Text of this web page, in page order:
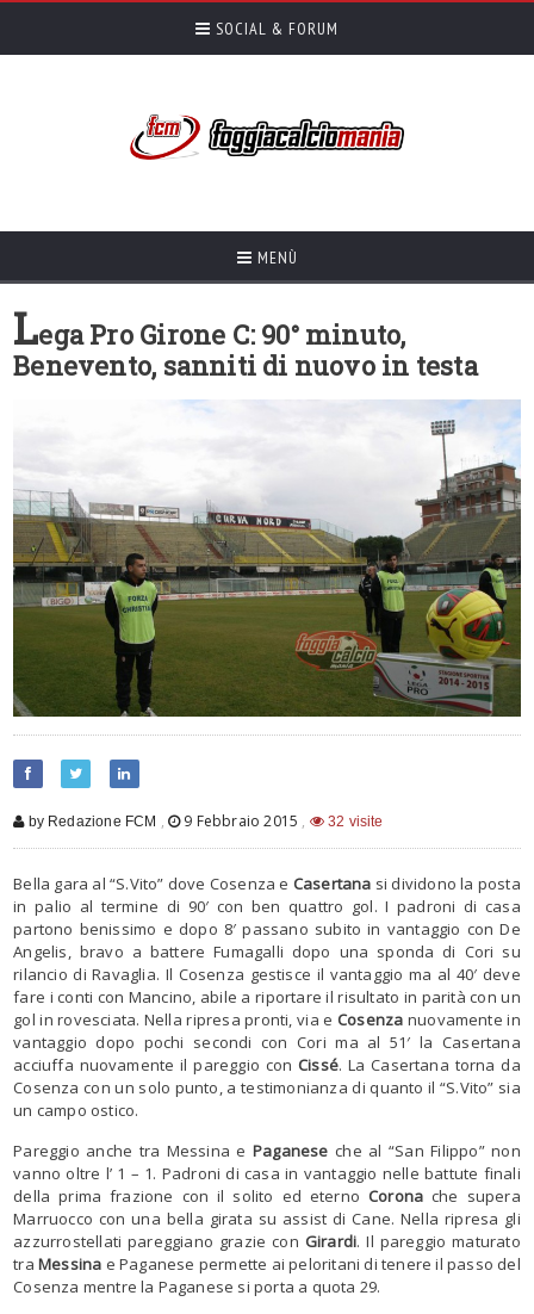
SOCIAL & FORUM
MENÙ
Lega Pro Girone C: 90° minuto,
Benevento, sanniti di nuovo in testa
by Redazione FCM , 9 Febbraio 2015 , 32 visite
Bella gara al “S.Vito” dove Cosenza e Casertana si dividono la posta
in palio al termine di 90′ con ben quattro gol. I padroni di casa
partono benissimo e dopo 8′ passano subito in vantaggio con De
Angelis, bravo a battere Fumagalli dopo una sponda di Cori su
rilancio di Ravaglia. Il Cosenza gestisce il vantaggio ma al 40′ deve
fare i conti con Mancino, abile a riportare il risultato in parità con un
gol in rovesciata. Nella ripresa pronti, via e Cosenza nuovamente in
vantaggio dopo pochi secondi con Cori ma al 51′ la Casertana
acciuffa nuovamente il pareggio con Cissé. La Casertana torna da
Cosenza con un solo punto, a testimonianza di quanto il “S.Vito” sia
un campo ostico.
Pareggio anche tra Messina ePaganese che al “San Filippo” non
vanno oltre l’ 1 – 1. Padroni di casa in vantaggio nelle battute finali
della prima frazione con il solito ed eterno Corona che supera
Marruocco con una bella girata su assist di Cane. Nella ripresa gli
azzurrostellati pareggiano grazie con Girardi. Il pareggio maturato
traMessina e Paganese permette ai peloritani di tenere il passo del
Cosenza mentre la Paganese si porta a quota 29.